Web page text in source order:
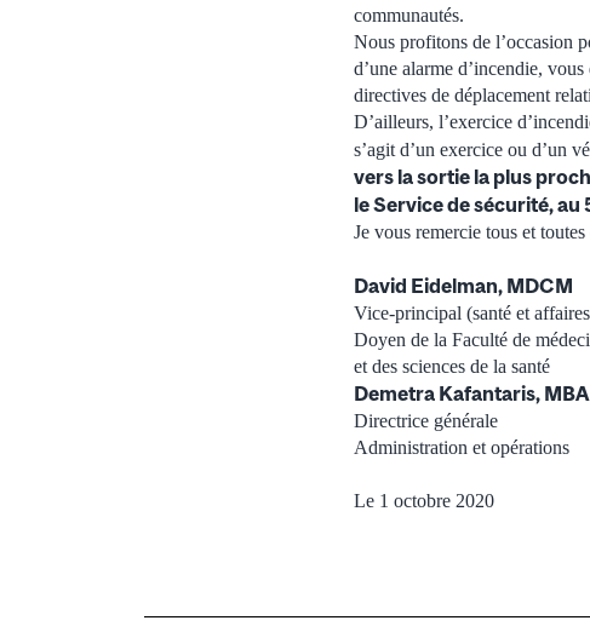
communautés.
Nous profitons de l’occasion
d’une alarme d’incendie,
directives de déplacement
D’ailleurs, l’exercice
s’agit d’un exercice ou d’un
vers la sortie la plus
le Service de sécurité,
Je vous remercie tous et
David Eidelman, MDCM
Vice-principal (santé et
Doyen de la Faculté de
et des sciences de la santé
Demetra Kafantaris, MBA
Directrice générale
Administration et opérations
Le 1 octobre 2020